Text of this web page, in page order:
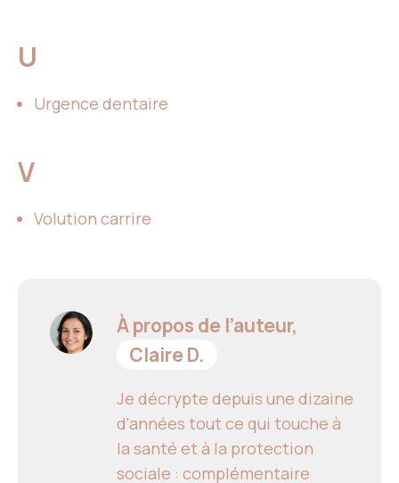
U
Urgence dentaire
V
Volution carrire
À propos de l’auteur,
Claire D.
Je décrypte depuis une dizaine
d'années tout ce qui touche à
la santé et à la protection
sociale : complémentaire